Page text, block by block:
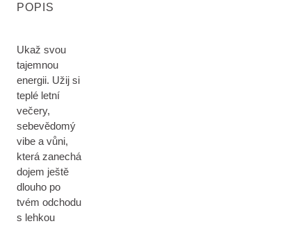
POPIS
Ukaž svou
tajemnou
energii. Užij si
teplé letní
večery,
sebevědomý
vibe a vůni,
která zanechá
dojem ještě
dlouho po
tvém odchodu
s lehkou